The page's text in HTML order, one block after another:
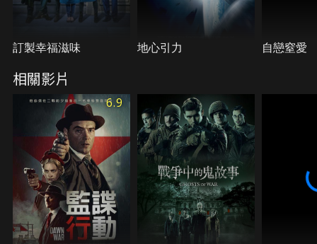
訂製幸福滋味 地心引力 自戀窒愛
相關影片
6.9